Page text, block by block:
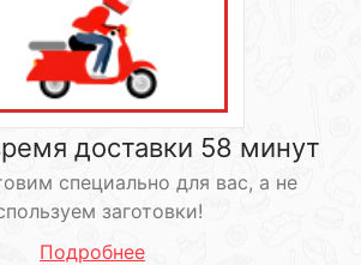
доставки 58 минут
специально для вас, а не
заготовки!
Подробнее